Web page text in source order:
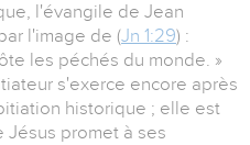
l'évangile de Jean
l'image de (Jn 1:29) :
les péchés du monde. »
s'exerce encore après
historique ; elle est
promet à ses